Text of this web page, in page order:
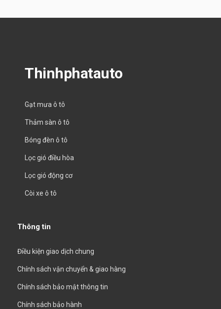
Thinhphatauto
Gạt mưa ô tô
Thảm sàn ô tô
Bóng đèn ô tô
Lọc gió điều hòa
Lọc gió động cơ
Còi xe ô tô
Thông tin
Điều kiện giao dịch chung
Chính sách vận chuyển & giao hàng
Chính sách bảo mật thông tin
Chính sách bảo hành